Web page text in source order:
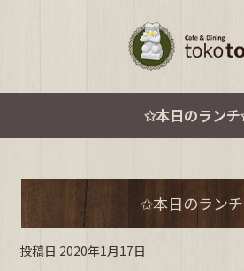
✩本日のラン
✩本日のラン
投稿日 2020年1月17日